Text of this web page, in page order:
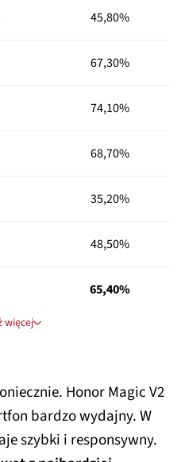
6623
6909
4007
45,80%
67,30%
74,10%
68,70%
35,20%
48,50%
65,40%
76,50%
78,50%
więcej
Honor Magic V2
bardzo wydajny. W
szybki i responsywny.